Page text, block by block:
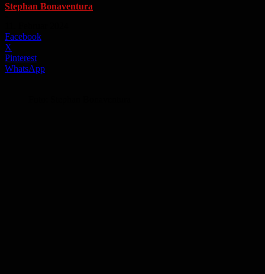
Stephan Bonaventura
Facebook
X
Pinterest
WhatsApp